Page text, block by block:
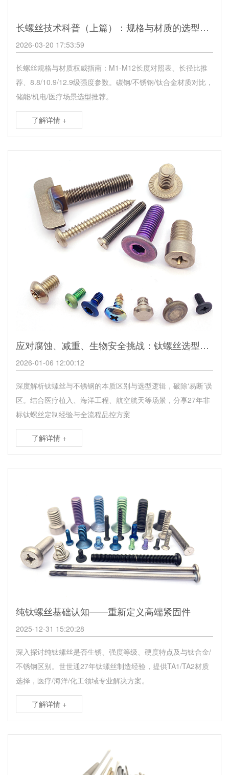
长螺丝技术科普（上篇）：规格与材质的选型指南
2026-03-20 17:53:59
长螺丝规格与材质权威指南：M1-M12长度对照表、长径比推
荐、8.8/10.9/12.9级强度参数。碳钢/不锈钢/钛合金材质对比，
储能/机电/医疗场景选型推荐。
了解详情 +
应对腐蚀、减重、生物安全挑战：钛螺丝选型逻辑与定制实践
2026-01-06 12:00:12
深度解析钛螺丝与不锈钢的本质区别与选型逻辑，破除‘易断’误
区。结合医疗植入、海洋工程、航空航天等场景，分享27年非
标钛螺丝定制经验与全流程品控方案
了解详情 +
纯钛螺丝基础认知——重新定义高端紧固件
2025-12-31 15:20:28
深入探讨纯钛螺丝是否生锈、强度等级、硬度特点及与钛合金/
不锈钢区别。世世通27年钛螺丝制造经验，提供TA1/TA2材质
选择，医疗/海洋/化工领域专业解决方案。
了解详情 +